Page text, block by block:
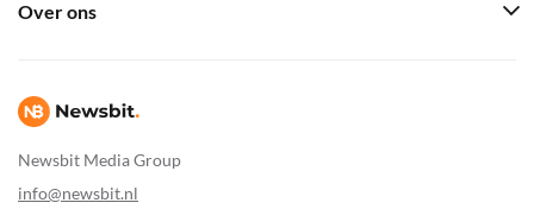
Newsbit Media Group
info@newsbit.nl
Over ons